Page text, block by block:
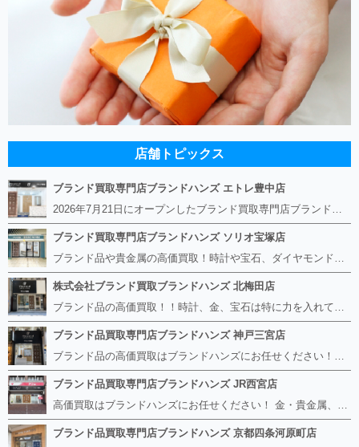
店舗トピックス
ブランド買取専門店ブランドハンズ エトレ豊中店
2026年7月21日にオープンしたブランド買取専門店ブランドハンズ エトレ豊中店です。 阪急豊中駅直結のショッピングモール エトレとよなかの１階に店舗がございます。 金・貴金属、ブランド品、時計、宝石などその他ブランド食器や美容機器、ブランド香水や化粧品などの取り扱いもございます。 熟練の鑑定士が親切・丁寧に接客、査定をさせていただきます。 査定だけでもOK。お気軽にご来店下さいませ！
ブランド買取専門店ブランドハンズ ソリオ宝塚店
ブランド品や貴金属の高価買取！時計や宝石、ダイヤモンドなど家に眠っているものがあったら捨てる前にブランドハンズへお越しください。 査定料は無料、お値段が付くものかお調べいたします！ 宅配買取もありますので使っていない古いルイヴィトンのバッグや財布、壊れているオメガの時計、千切れている金のネックレスや指輪、小型家電も取り扱っておりますのでお気軽にご利用下さい☆ その他ブランド食器、銀シルバー製品、美容機器、脱毛器、スマホなど幅広く取り扱っております！
株式会社ブランド買取ブランドハンズ 北梅田店
ブランド品の高価買取！！時計、金、宝石は特に力を入れています！ ルイヴィトン、シャネル、ロレックス、エルメスはもちろん、グッチ、プラダ、セリーヌ、フェンディなどなど、 その他ブランド食器、銀シルバー製品、美容機器、脱毛器、スマホなど幅広く取り扱っているので まずは無料査定にお越しください！ 手数料は全て無料！全国対応の宅配買取も行っておりますのでお気軽にご連絡下さい！
ブランド品買取専門店ブランドハンズ 神戸三宮店
ブランド品の高価買取はブランドハンズにお任せください！！ 高騰し続けている金・貴金属はもちろん、ルイヴィトン、エルメス、シャネル、ロレックスは特に力を入れております。 その他ブランド食器、銀シルバー製品、美容機器、脱毛器、スマホなど幅広く取り扱っております！ 鑑定士は経験豊富で親切丁寧な対応を心がけております。 鑑定書がないものでもしっかり見させて頂きます。
ブランド品買取専門店ブランドハンズ JR西宮店
高価買取はブランドハンズにお任せください！ 金・貴金属、ルイヴィトン、エルメス、シャネル、ロレックスは特に力を入れておりますが、 他店で断られたボロボロになったバッグや財布、壊れたブランド品、時計、千切れた貴金属もお買取り可能です。 経験豊富な鑑定士が宝石やダイヤモンドの鑑定書がないものでもしっかり見させて頂きます。 その他ブランド食器、銀シルバー製品、美容機器、脱毛器、スマホなど幅広く取り扱っております！ 是非お気軽にお越しください。
ブランド品買取専門店ブランドハンズ 京都四条河原町店